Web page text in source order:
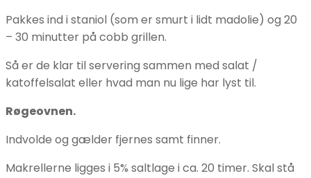
Pakkes ind i staniol (som er smurt i lidt madolie) og 20
– 30 minutter på cobb grillen.
Så er de klar til servering sammen med salat /
katoffelsalat eller hvad man nu lige har lyst til.
Røgeovnen.
Indvolde og gælder fjernes samt finner.
Makrellerne ligges i 5% saltlage i ca. 20 timer. Skal stå